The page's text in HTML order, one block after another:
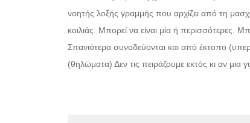
νοητής λοξής γραμμής που αρχίζει από τη
κοιλιάς. Μπορεί να είναι μία ή περισσότερες.
Σπανιότερα συνοδεύονται και από έκτοπο
(θηλώματα) Δεν τις πειράζουμε εκτός κι αν μια